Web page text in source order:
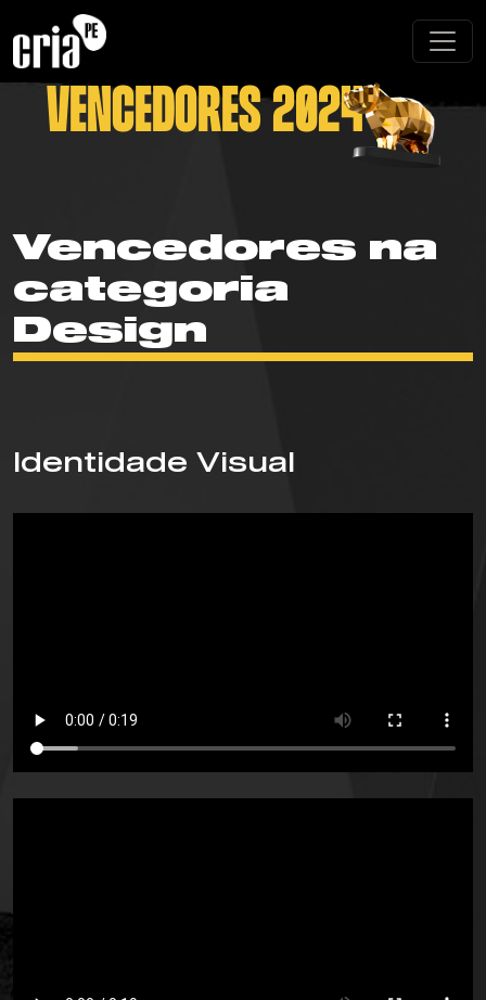
Vencedores 2024
Vencedores na
categoria
Design
Identidade Visual